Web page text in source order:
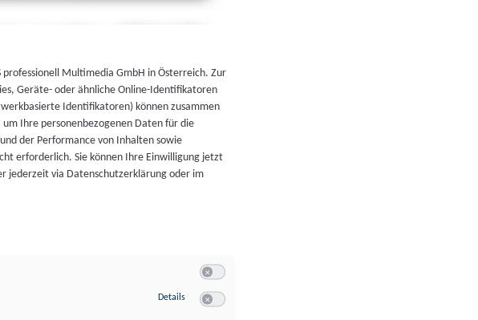
Multimedia GmbH in Österreich. Zur
Geräte- oder ähnliche Online-Identifikatoren
Identifikatoren) können zusammen
Ihre personenbezogenen Daten für die
der Performance von Inhalten sowie
erforderlich. Sie können Ihre Einwilligung jetzt
jederzeit via Datenschutzerklärung oder im
Details zu Speichern von oder Zugriff auf Informationen auf einem Endgerät